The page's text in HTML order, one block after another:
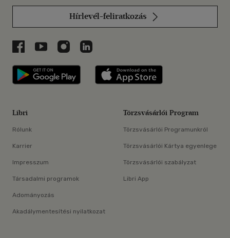
Hírlevél-feliratkozás
Libri a Facebookon
Libri a Youtube-on
Libri az Instagramon
Libri a LinkedInen
Libri applikáció Szerezd meg: Google
Libri
Rólunk
Karrier
Impresszum
Társadalmi programok
Adományozás
Akadálymentesítési nyilatkozat
Törzsvásárlói Program
Törzsvásárlói Programunkról
Törzsvásárlói Kártya egyenlege
Törzsvásárlói szabályzat
Libri App